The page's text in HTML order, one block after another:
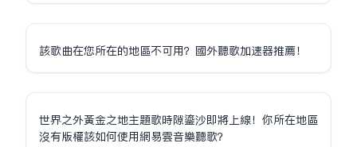
該歌曲在您所在的地區不可用？國外聽歌加速器推薦！
世界之外黃金之地主題歌時隙鎏沙即將上線！你所在地區
沒有版權該如何使用網易雲音樂聽歌？